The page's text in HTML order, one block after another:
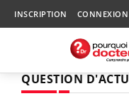
INSCRIPTION CONNEXION
QUESTION D'ACTU